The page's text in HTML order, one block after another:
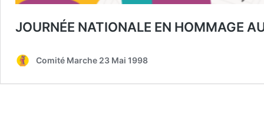
JOURNÉE NATIONALE EN HOMMAGE
Comité Marche 23 Mai 1998